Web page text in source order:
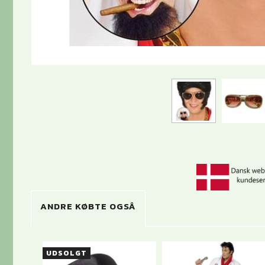
ANDRE KØBTE OGSÅ
UDSOLGT